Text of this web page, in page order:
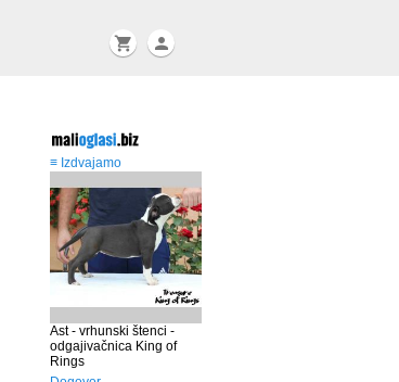
shopping_cart person